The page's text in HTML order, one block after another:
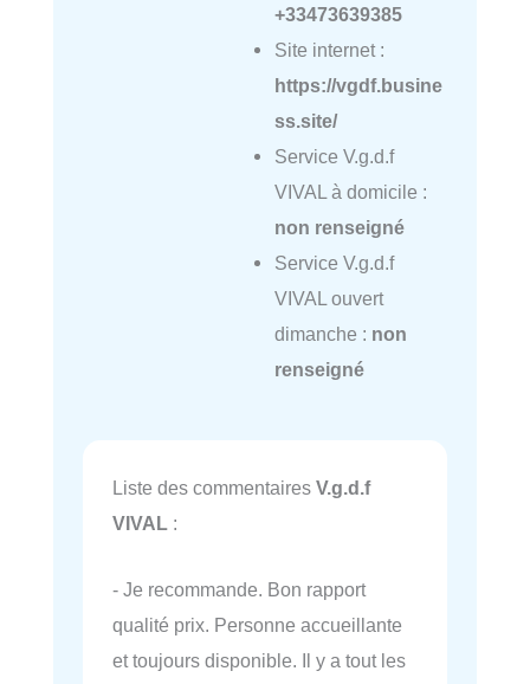
+33473639385
Site internet :
https://vgdf.busine
ss.site/
Service V.g.d.f
VIVAL à domicile :
non renseigné
Service V.g.d.f
VIVAL ouvert
dimanche : non
renseigné
Liste des commentaires V.g.d.f
VIVAL :
- Je recommande. Bon rapport
qualité prix. Personne accueillante
et toujours disponible. Il y a tout les